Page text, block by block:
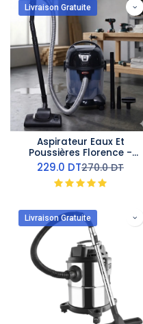
Livraison Gratuite
Aspirateur Eaux Et
Poussières Florence -
2800W Noir
229.0 DT270.0DT
Livraison Gratuite